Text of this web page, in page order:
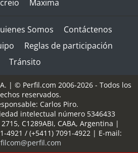
Maxima
Somos
Contáctenos
Reglas de participación
Tránsito
| © Perfil.com 2006-2026 - Todos los
reservados.
Carlos Piro.
intelectual número 5346433
, C1289ABI, CABA, Argentina |
4921 / (+5411) 7091-4922 | E-mail: